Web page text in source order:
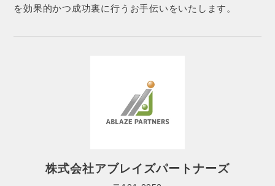
を効果的かつ成功裏に行うお手伝いをいたします。
株式会社アブレイズパートナーズ